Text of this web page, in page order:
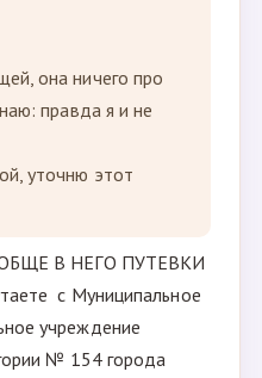
она ничего про
правда я и не
уточню этот
В НЕГО ПУТЕВКИ
с Муниципальное
учреждение
№ 154 города